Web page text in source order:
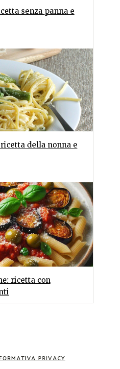
senza panna e
della nonna e
ricetta con
PRIVACY